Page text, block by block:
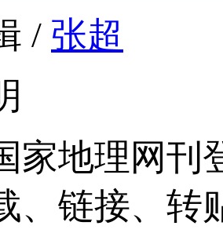
/ 张超
家地理网刊
、链接、转